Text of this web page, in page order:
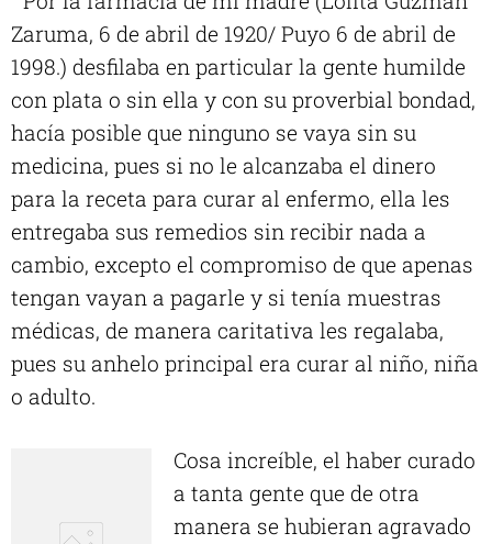
Zaruma, 6 de abril de 1920/ Puyo 6 de abril de
1998.) desfilaba en particular la gente humilde
con plata o sin ella y con su proverbial bondad,
hacía posible que ninguno se vaya sin su
medicina, pues si no le alcanzaba el dinero
para la receta para curar al enfermo, ella les
entregaba sus remedios sin recibir nada a
cambio, excepto el compromiso de que apenas
tengan vayan a pagarle y si tenía muestras
médicas, de manera caritativa les regalaba,
pues su anhelo principal era curar al niño, niña
o adulto.
Cosa increíble, el haber curado
a tanta gente que de otra
manera se hubieran agravado